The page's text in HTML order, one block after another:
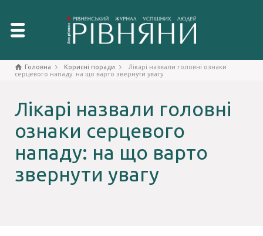
Головна Корисні поради
Лікарі назвали головні ознаки
серцевого нападу: на що варто звернути увагу
Лікарі назвали головні
ознаки серцевого
нападу: на що варто
звернути увагу